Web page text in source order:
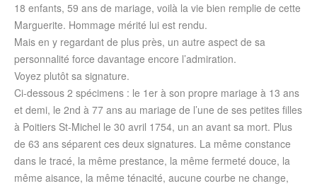
18 enfants, 59 ans de mariage, voilà la vie bien remplie de cette
Marguerite. Hommage mérité lui est rendu.
Mais en y regardant de plus près, un autre aspect de sa
personnalité force davantage encore l’admiration.
Voyez plutôt sa signature.
Ci-dessous 2 spécimens : le 1er à son propre mariage à 13 ans
et demi, le 2nd à 77 ans au mariage de l’une de ses petites filles
à Poitiers St-Michel le 30 avril 1754, un an avant sa mort. Plus
de 63 ans séparent ces deux signatures. La même constance
dans le tracé, la même prestance, la même fermeté douce, la
même aisance, la même ténacité, aucune courbe ne change,